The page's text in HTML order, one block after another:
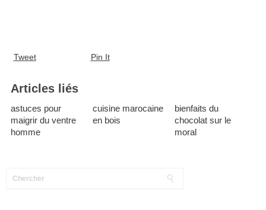
Tweet Pin It
Articles liés
astuces pour
maigrir du ventre
homme
cuisine marocaine
en bois
bienfaits du
chocolat sur le
moral